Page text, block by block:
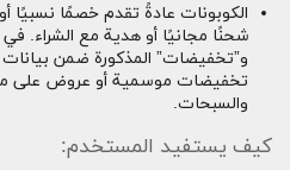
الكوبونات عادةً تقدم خصمًا نسبيًا
شحنًا مجانيًا أو هدية مع الشراء.
و”تخفيضات” المذكورة ضمن
تخفيضات موسمية أو عروض على
والسبحات.
كيف يستفيد المستخدم: